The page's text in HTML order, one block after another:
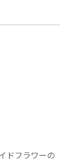
ドフラワーの